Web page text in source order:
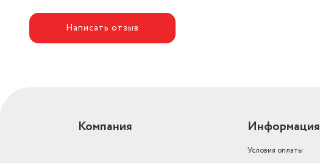
Написать отзыв
Компания Информация
Условия оплаты